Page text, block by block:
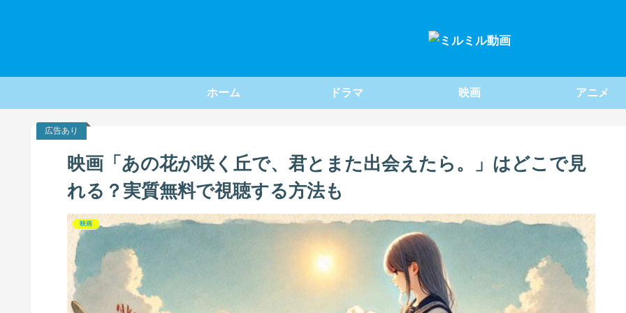
ホーム ドラマ 映画 アニメ
広告あり
映画「あの花が咲く丘で、君とまた出会えたら。」はどこで見
れる？実質無料で視聴する方法も
映画